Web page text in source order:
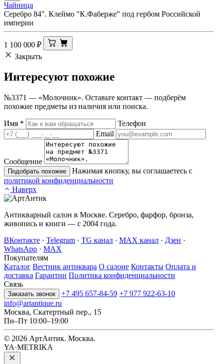
Чайница
Серебро 84". Клеймо "К.Фаберже" под гербом Российской
империи
1 100 000 ₽
Закрыть
Интересуют похожие
№3371 — «Молочник». Оставьте контакт — подберём
похожие предметы из наличия или поиска.
Имя *
Телефон
Email
Сообщение
Подобрать похожее
Нажимая кнопку, вы соглашаетесь с
политикой конфиденциальности
Наверх
Антикварный салон в Москве. Серебро, фарфор, бронза,
живопись и книги — с 2004 года.
ВКонтакте · Telegram · TG канал · MAX канал · Дзен ·
WhatsApp · MAX
Покупателям
Каталог Вестник антиквара О салоне Контакты Оплата и
доставка Гарантии Политика конфиденциальности
Связь
Заказать звонок +7 495 657-84-59 +7 977 922-63-10
info@artantique.ru
Москва, Скатертный пер., 15
Пн–Пт 10:00–19:00
© 2026 АртАнтик. Москва.
YA·METRIKA